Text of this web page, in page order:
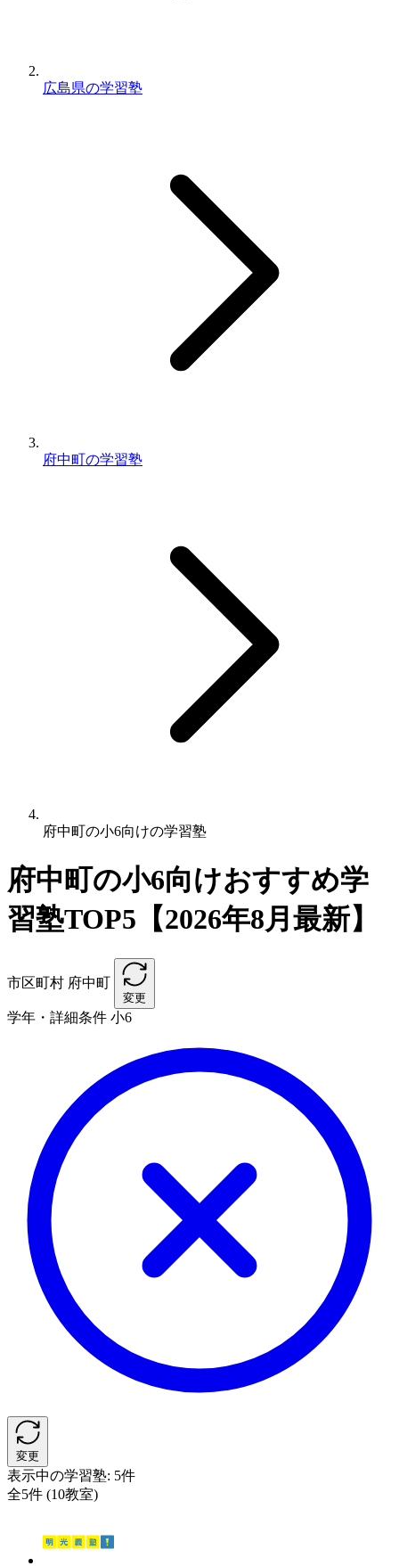
広島県の学習塾
府中町の学習塾
府中町の小6向けの学習塾
府中町の小6向けおすすめ学
習塾TOP5【2026年8月最新】
市区町村 府中町
変更
学年・詳細条件 小6
変更
表示中の学習塾: 5件
全5件 (10教室)